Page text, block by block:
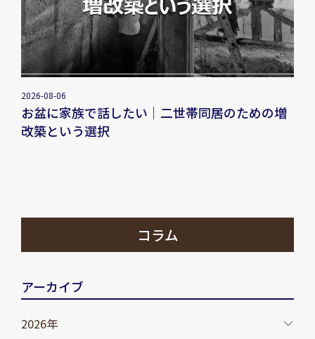
2026-08-06
お盆に家族で話したい｜二世帯同居のための増
改築という選択
コラム
アーカイブ
2026年